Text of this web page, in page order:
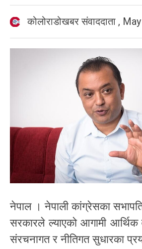
कोलोराडोखबर संवाददाता ,
नेपाल । नेपाली कांग्रेसका
सरकारले ल्याएको आगामी
संरचनागत र नीतिगत सुधारका